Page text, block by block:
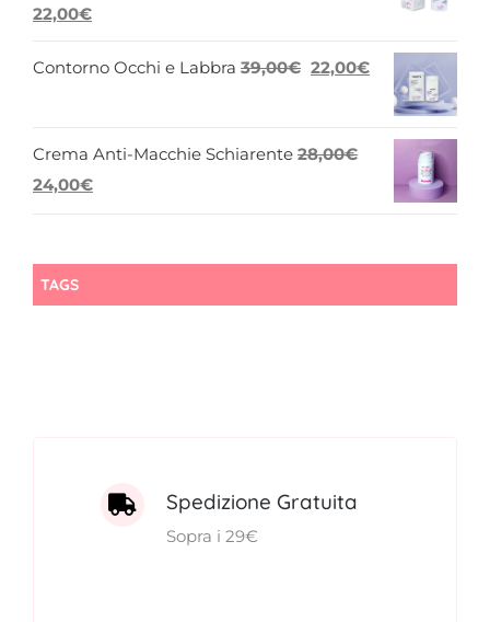
Il
originale
22,00€
attuale
Contorno Occhi e Labbra 39,00€ Il
era:
22,00€
prezzo
22,00€.
Crema Anti-Macchie Schiarente 28,00€
Il
era:
28,00€.
24,00€
24,00€.
TAGS
Spedizione Gratuita
Sopra i 29€